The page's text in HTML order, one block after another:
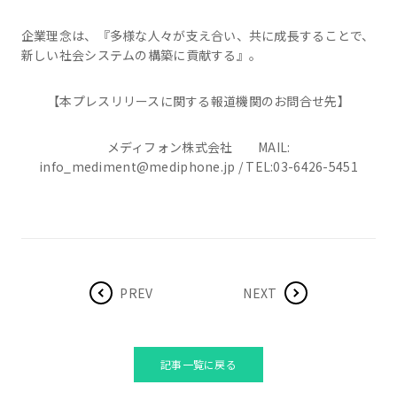
企業理念は、『多様な人々が支え合い、共に成長することで、
新しい社会システムの構築に貢献する』。
【本プレスリリースに関する報道機関のお問合せ先】
メディフォン株式会社 MAIL:
info_mediment@mediphone.jp / TEL:03-6426-5451
PREV NEXT
記事一覧に戻る